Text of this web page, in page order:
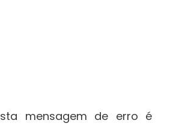
mensagem de erro é